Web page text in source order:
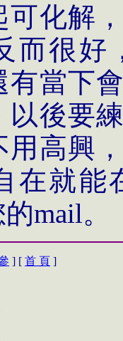
可化解
而很好
有當下
以後要
用高興
在就能
mail。
] [ 首 頁 ]